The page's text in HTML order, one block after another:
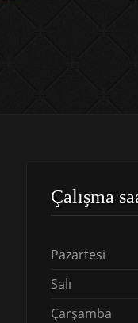
Çalışma
Pazartesi
Salı
Çarşamba